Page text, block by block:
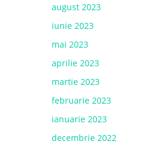
august 2023
iunie 2023
mai 2023
aprilie 2023
martie 2023
februarie 2023
ianuarie 2023
decembrie 2022